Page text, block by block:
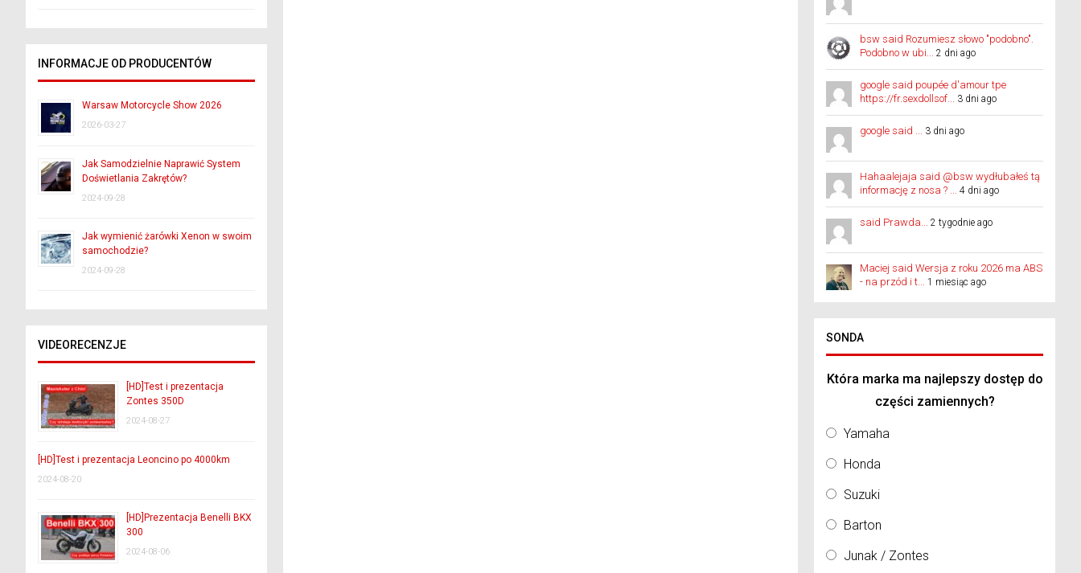
INFORMACJE OD PRODUCENTÓW
Warsaw Motorcycle Show 2026
2026-03-27
Jak Samodzielnie Naprawić System
Doświetlania Zakrętów?
2024-09-28
Jak wymienić żarówki Xenon w swoim
samochodzie?
2024-09-28
VIDEORECENZJE
[HD]Test i prezentacja
Zontes 350D
2024-08-27
[HD]Test i prezentacja Leoncino po 4000km
2024-08-20
[HD]Prezentacja Benelli BKX
300
2024-08-06
bsw said Rozumiesz słowo "podobno".
Podobno w ubi... 2 dni ago
google said poupée d'amour tpe
https://fr.sexdollsof... 3 dni ago
google said ... 3 dni ago
Hahaalejaja said @bsw wydłubałeś tą
informację z nosa ? ... 4 dni ago
said Prawda... 2 tygodnie ago
Maciej said Wersja z roku 2026 ma ABS
- na przód i t... 1 miesiąc ago
SONDA
Która marka ma najlepszy dostęp do
części zamiennych?
Yamaha
Honda
Suzuki
Barton
Junak / Zontes